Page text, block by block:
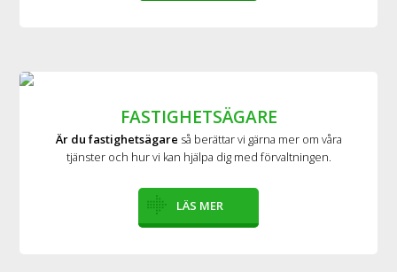
FASTIGHETSÄGARE
Är du fastighetsägare så berättar vi gärna mer om våra
tjänster och hur vi kan hjälpa dig med förvaltningen.
LÄS MER